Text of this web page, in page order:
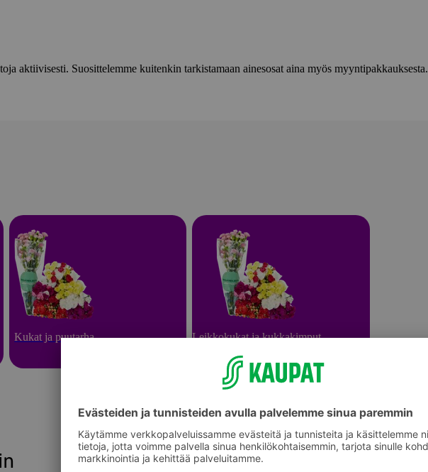
aktiivisesti. Suosittelemme kuitenkin tarkistamaan ainesosat aina myös myyntipakkauksesta.
Kukat ja puutarha Leikkokukat ja kukkakimput